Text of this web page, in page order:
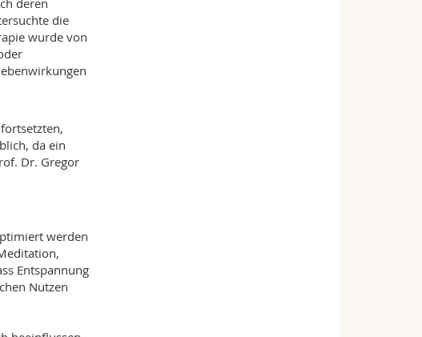
deren
die
wurde von
da ein
Dr. Gregor
werden
Entspannung
Nutzen